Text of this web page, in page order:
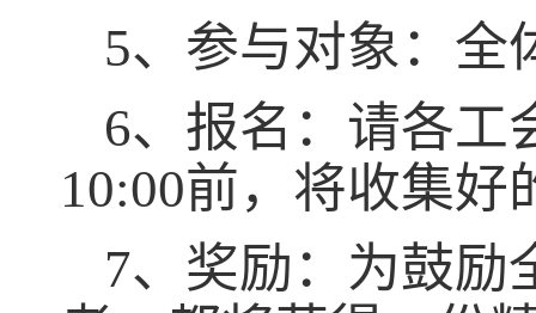
5、参与对象：全
6、报名：请各工
10:00前，将收集
7、奖励：为鼓励